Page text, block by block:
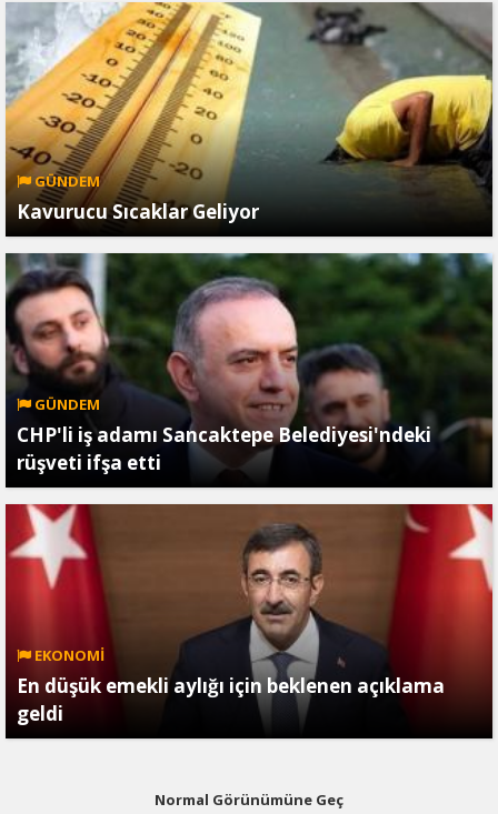
GÜNDEM
Kavurucu Sıcaklar Geliyor
GÜNDEM
CHP'li iş adamı Sancaktepe Belediyesi'ndeki
rüşveti ifşa etti
EKONOMİ
En düşük emekli aylığı için beklenen açıklama
geldi
Normal Görünümüne Geç